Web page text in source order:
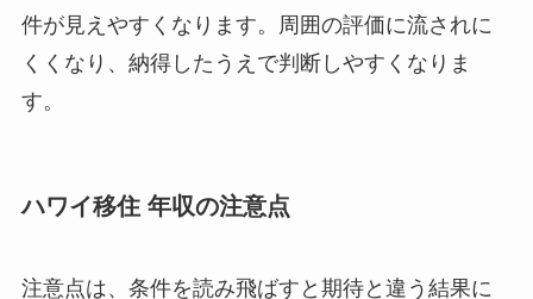
件が見えやすくなります。周囲の評価に流されに
くくなり、納得したうえで判断しやすくなりま
す。
ハワイ移住 年収の注意点
注意点は、条件を読み飛ばすと期待と違う結果に